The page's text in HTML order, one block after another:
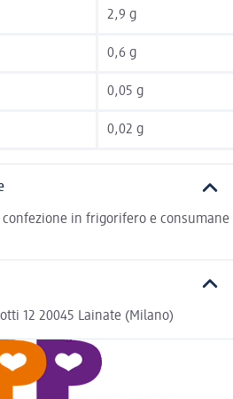
2,9 g
0,6 g
0,05 g
0,02 g
confezione in frigorifero e consumane
12 20045 Lainate (Milano)